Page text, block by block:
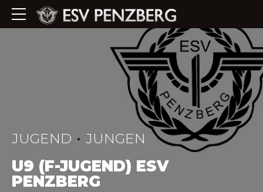
JUGEND JUNGEN
U9 (F-JUGEND) ESV
PENZBERG